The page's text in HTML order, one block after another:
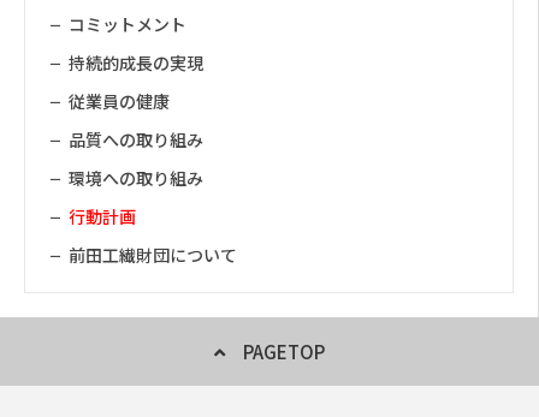
コミットメント
持続的成長の実現
従業員の健康
品質への取り組み
環境への取り組み
行動計画
前田工繊財団について
PAGETOP